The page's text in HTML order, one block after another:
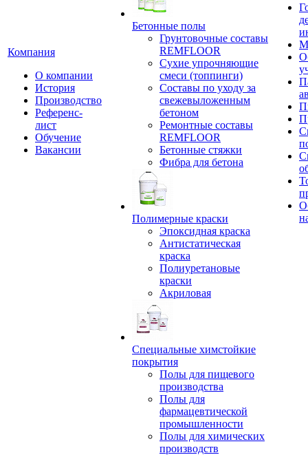
Компания
О компании
История
Производство
Референс-
лист
Обучение
Вакансии
Бетонные полы
Грунтовочные составы
REMFLOOR
Сухие упрочняющие
смеси (топпинги)
Составы по уходу за
свежевыложенным
бетоном
Ремонтные составы
REMFLOOR
Бетонные стяжки
Фибра для бетона
Полимерные краски
Эпоксидная краска
Антистатическая
краска
Полиуретановые
краски
Акриловая
Специальные химстойкие
покрытия
Полы для пищевого
производства
Полы для
фармацевтической
промышленности
Полы для химических
производств